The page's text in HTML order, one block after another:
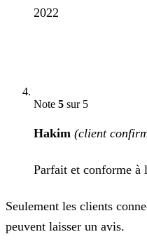
2022
Note 5 sur 5
Hakim (client
Parfait et conforme à
Seulement les clients
peuvent laisser un avis.